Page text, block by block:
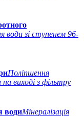
води зі ступенем 96-
Поліпшення
виході з фільтру
водиМінералізація